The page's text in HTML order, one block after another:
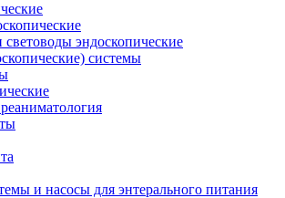
эндоскопические
системы
и насосы для энтерального питания